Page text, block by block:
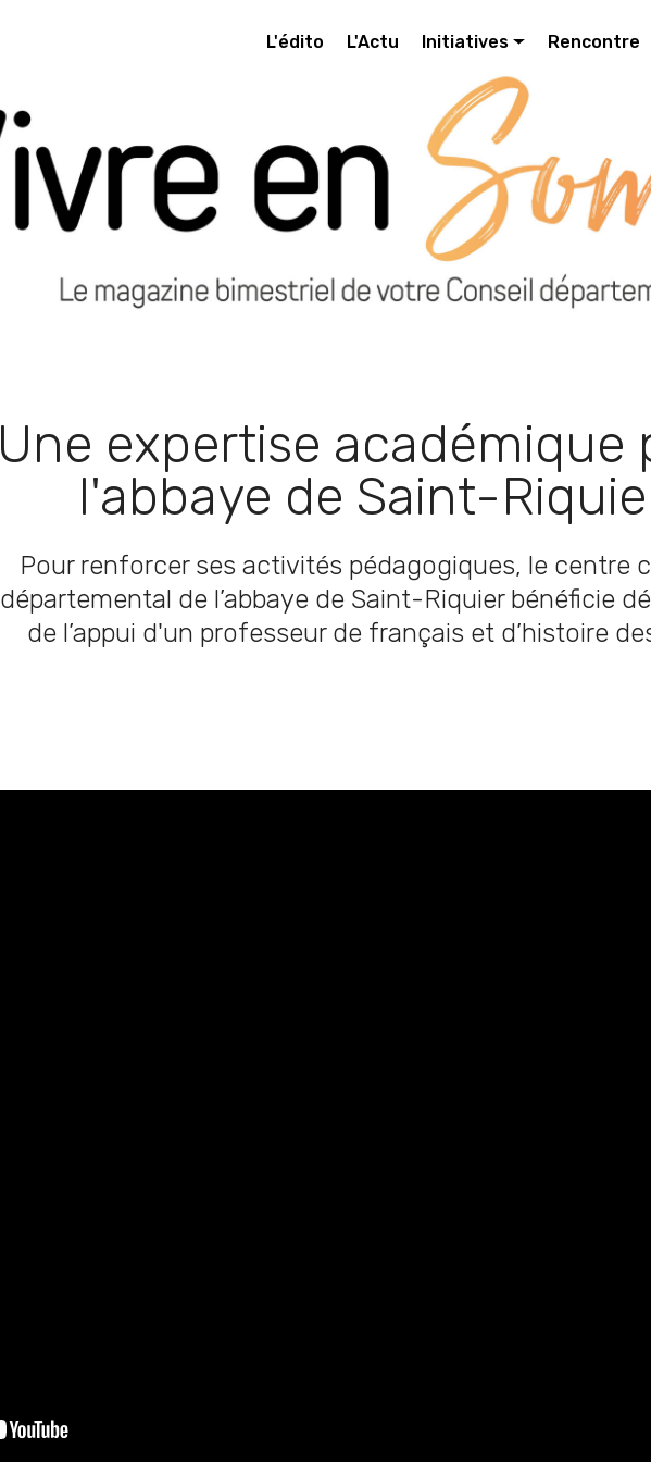
L'édito L'Actu Initiatives Rencontre
Une expertise académique
l'abbaye de Saint-
Pour renforcer ses activités pédagogiques, le centre
départemental de l’abbaye de Saint-Riquier bénéficie
de l’appui d'un professeur de français et d’histoire